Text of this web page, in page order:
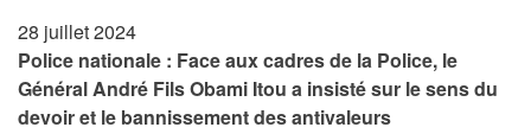
28 juillet 2024
Police nationale : Face aux cadres de la Police, le
Général André Fils Obami Itou a insisté sur le sens du
devoir et le bannissement des antivaleurs